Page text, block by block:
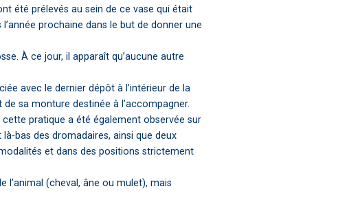
été prélevés au sein de ce vase qui était
prochaine dans le but de donner une
À ce jour, il apparaît qu’aucune autre
avec le dernier dépôt à l’intérieur de la
sa monture destinée à l’accompagner.
pratique a été également observée sur
bas des dromadaires, ainsi que deux
et dans des positions strictement
l’animal (cheval, âne ou mulet), mais